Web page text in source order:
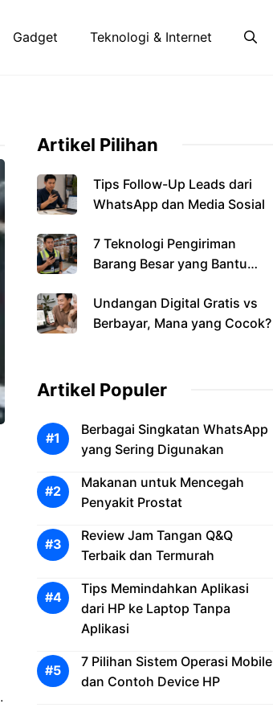
Gadget Teknologi & Internet
Artikel Pilihan
Tips Follow-Up Leads dari
WhatsApp dan Media Sosial
7 Teknologi Pengiriman
Barang Besar yang Bantu
Undangan Digital Gratis vs
Berbayar, Mana yang Cocok?
Artikel Populer
Berbagai Singkatan WhatsApp
yang Sering Digunakan
Makanan untuk Mencegah
Penyakit Prostat
Review Jam Tangan Q&Q
Terbaik dan Termurah
Tips Memindahkan Aplikasi
dari HP ke Laptop Tanpa
Aplikasi
7 Pilihan Sistem Operasi Mobile
dan Contoh Device HP